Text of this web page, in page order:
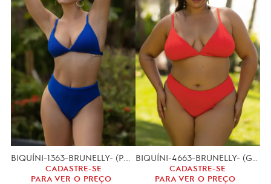
CADASTRE-SE
PARA VER O PREÇO
CADASTRE-SE
PARA VER O PREÇO